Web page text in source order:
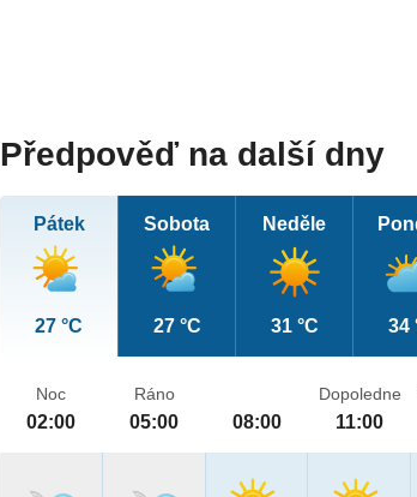
Předpověď na další dny
Pátek
27 °C
Sobota
27 °C
Neděle
31 °C 34
Noc
02:00
Ráno
05:00 08:00
Dopoledne
11:00